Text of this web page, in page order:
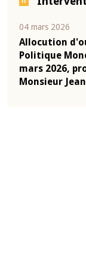
04 mars 2026
Allocution
Politique
mars 2026,
Monsieur